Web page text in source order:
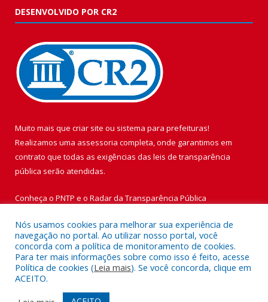
DESENVOLVIDO POR CR2
Muito mais que criar site ou sistema para prefeituras!
Realizamos uma assessoria completa, onde garantimos em
contrato que todas as exigências das leis de transparência
pública serão atendidas.
Conheça o PNTP e o Radar da Transparência Pública
Todos os direitos reservados a Prefeitura Municipal de Vigia de
Nazaré.
Nós usamos cookies para melhorar sua experiência de
navegação no portal. Ao utilizar nosso portal, você
concorda com a política de monitoramento de cookies.
Para ter mais informações sobre como isso é feito, acesse
Política de cookies (Leia mais). Se você concorda, clique em
ACEITO.